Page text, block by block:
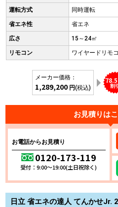
運転方式 同時運転
省エネ性 省エネ
広さ 15～24㎡
リモコン ワイヤードリモ
メーカー価格：
1,289,200 円(税込)
78.5
割引
お見積りは
お電話からお見積り
0120-173-119
受付：9:00～19:00(土日祝除く)
日立 省エネの達人 てんかせJr.